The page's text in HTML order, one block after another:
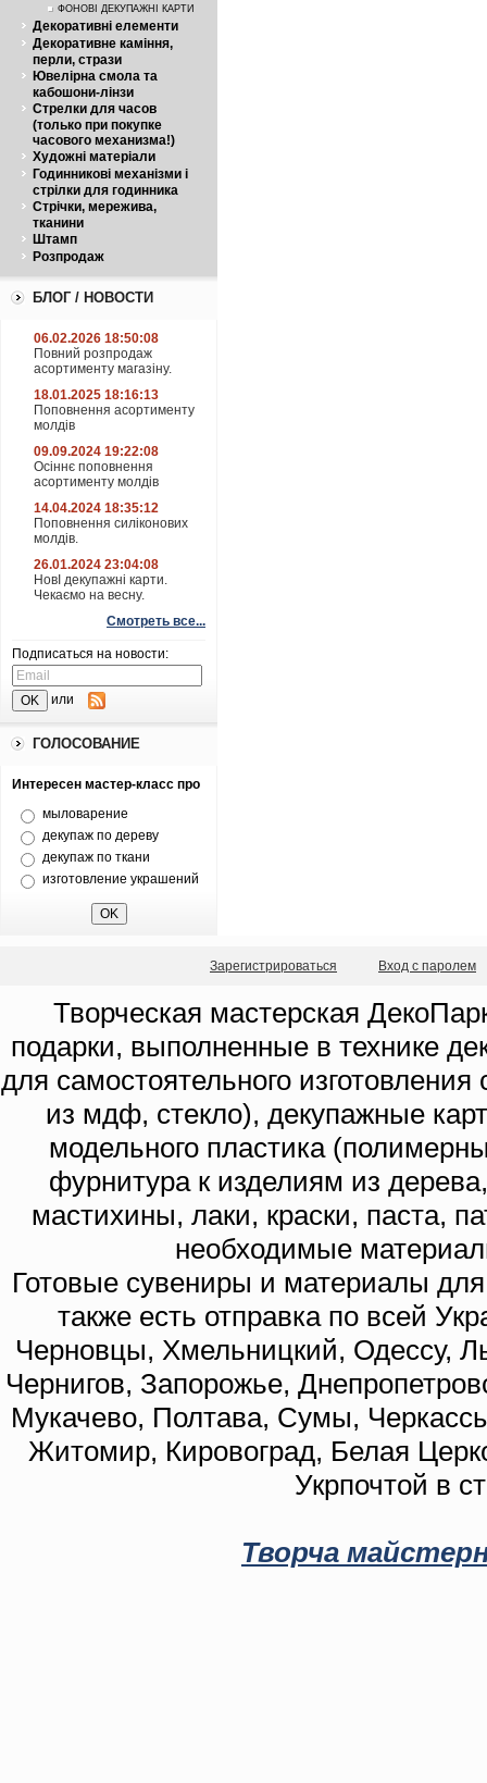
ФОНОВІ ДЕКУПАЖНІ КАРТИ
Декоративні елементи
Декоративне каміння,
перли, стрази
Ювелірна смола та
кабошони-лінзи
Стрелки для часов
(только при покупке
часового механизма!)
Художні матеріали
Годинникові механізми і
стрілки для годинника
Стрічки, мережива,
тканини
Штамп
Розпродаж
БЛОГ / НОВОСТИ
06.02.2026 18:50:08
Повний розпродаж
асортименту магазіну.
18.01.2025 18:16:13
Поповнення асортименту
молдів
09.09.2024 19:22:08
Осіннє поповнення
асортименту молдів
14.04.2024 18:35:12
Поповнення силіконових
молдів.
26.01.2024 23:04:08
НовІ декупажні карти.
Чекаємо на весну.
Смотреть все...
Подписаться на новости:
или
ГОЛОСОВАНИЕ
Интересен мастер-класс про
мыловарение
декупаж по дереву
декупаж по ткани
изготовление украшений
Зарегистрироваться Вход с паролем
Творческая мастерская
подарки, выполненные в технике
для самостоятельного
из мдф, стекло), декупажные
модельного пластика
фурнитура к изделиям из
мастихины, лаки, краски, паста,
необходимые
Готовые сувениры и материалы
также есть отправка по всей
Черновцы, Хмельницкий, Одессу,
Чернигов, Запорожье,
Мукачево, Полтава, Сумы,
Житомир, Кировоград, Белая
Укрпочтой в
Творча